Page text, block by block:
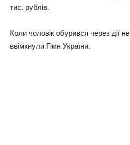
тис. рублів.
Коли чоловік обурився через дії
ввімкнули Гімн України.